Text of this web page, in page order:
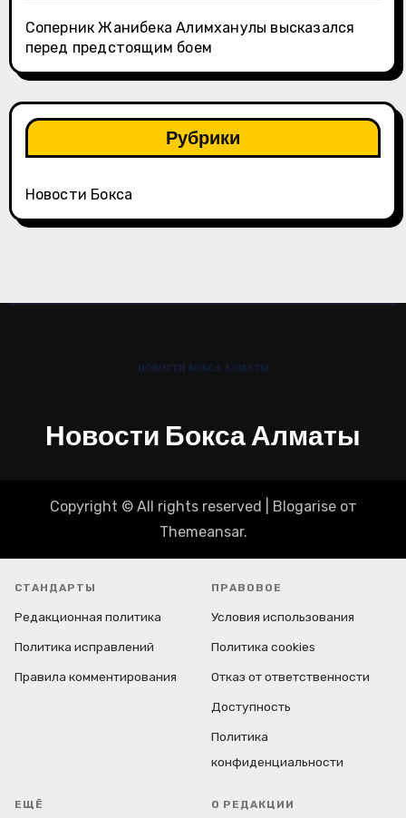
Соперник Жанибека Алимханулы высказался
перед предстоящим боем
Рубрики
Новости Бокса
Новости Бокса Алматы
Copyright © All rights reserved Blogariseот
Themeansar.
СТАНДАРТЫ
Редакционная политика
Политика исправлений
Правила комментирования
ПРАВОВОЕ
Условия использования
Политика cookies
Отказ от ответственности
Доступность
Политика
конфиденциальности
ЕЩЁ О РЕДАКЦИИ